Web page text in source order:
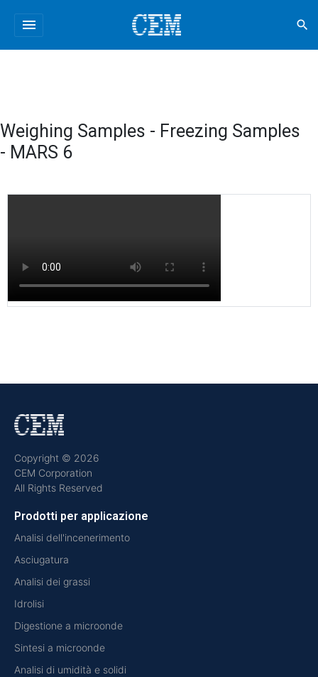
menu search
Weighing Samples - Freezing Samples
- MARS 6
Copyright © 2026
CEM Corporation
All Rights Reserved
Prodotti per applicazione
Analisi dell'incenerimento
Asciugatura
Analisi dei grassi
Idrolisi
Digestione a microonde
Sintesi a microonde
Analisi di umidità e solidi